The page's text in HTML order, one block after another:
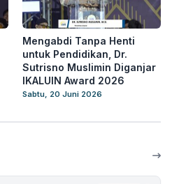
Mengabdi Tanpa Henti
untuk Pendidikan, Dr.
Sutrisno Muslimin Diganjar
IKALUIN Award 2026
Sabtu, 20 Juni 2026